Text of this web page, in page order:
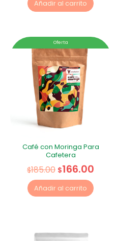
Añadir al carrito
Oferta
Café con Moringa Para
Cafetera
$185.00 $166.00
Añadir al carrito